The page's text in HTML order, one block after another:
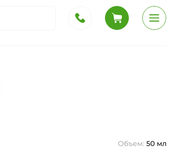
Объем: 50 мл